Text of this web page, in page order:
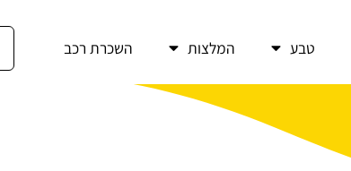
טבע המלצות השכרת רכב